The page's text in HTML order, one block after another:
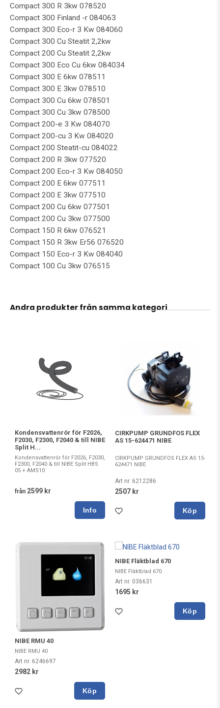
Compact 300 R 3kw 078520
Compact 300 Finland -r 084063
Compact 300 Eco-r 3 Kw 084060
Compact 300 Cu Steatit 2,2kw
Compact 200 Cu Steatit 2,2kw
Compact 300 Eco Cu 6kw 084034
Compact 300 E 6kw 078511
Compact 300 E 3kw 078510
Compact 300 Cu 6kw 078501
Compact 300 Cu 3kw 078500
Compact 200-e 3 Kw 084070
Compact 200-cu 3 Kw 084020
Compact 200 Steatit-cu 084022
Compact 200 R 3kw 077520
Compact 200 Eco-r 3 Kw 084050
Compact 200 E 6kw 077511
Compact 200 E 3kw 077510
Compact 200 Cu 6kw 077501
Compact 200 Cu 3kw 077500
Compact 150 R 6kw 076521
Compact 150 R 3kw Er56 076520
Compact 150 Eco-r 3 Kw 084040
Compact 100 Cu 3kw 076515
Andra produkter från samma kategori
Kondensvattenrör för F2026,
F2030, F2300, F2040 & till NIBE
Split H...
Kondensvattenrör för F2026, F2030,
F2300, F2040 & till NIBE Split HBS
05 + AMS10
från 2599 kr
CIRKPUMP GRUNDFOS FLEX
AS 15-624471 NIBE
CIRKPUMP GRUNDFOS FLEX AS 15-
624471 NIBE
Art nr. 6212286
2507 kr
Köp
NIBE RMU 40
NIBE RMU 40
Art nr. 6246697
2982 kr
Köp
NIBE Fläktblad 670
NIBE Fläktblad 670
Art nr. 036631
1695 kr
Köp